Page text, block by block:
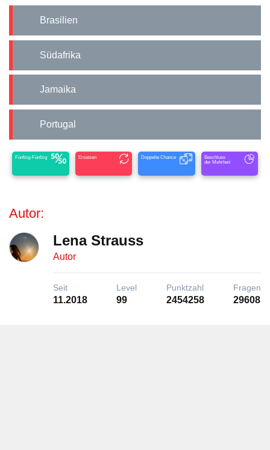
Brasilien
Südafrika
Jamaika
Portugal
Fünfzig-Fünfzig Ersetzen Doppelte Chance
Beschluss
der Mehrheit
Autor:
Lena Strauss
Autor
Seit
11.2018
Level
99
Punktzahl
2454258
Fragen
29608